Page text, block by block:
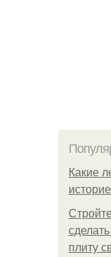
Какие
плиту